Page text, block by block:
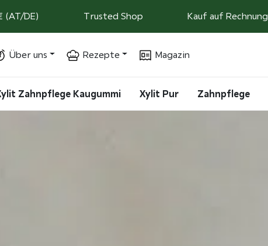
(AT/DE) Trusted Shop Kauf auf Rechnung
Über uns Rezepte Magazin
Zahnpflege Kaugummi Xylit Pur Zahnpflege